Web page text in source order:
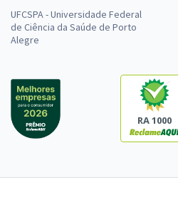
UFCSPA - Universidade Federal
de Ciência da Saúde de Porto
Alegre
RA 1000